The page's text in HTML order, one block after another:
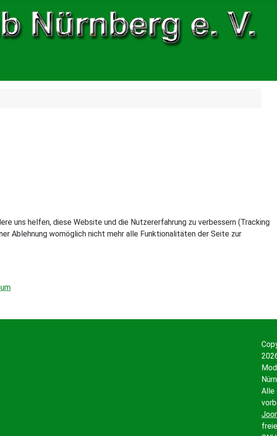
Alle
uns helfen, diese Website und die Nutzererfahrung zu verbessern (Tracking
Ablehnung womöglich nicht mehr alle Funktionalitäten der Seite zur